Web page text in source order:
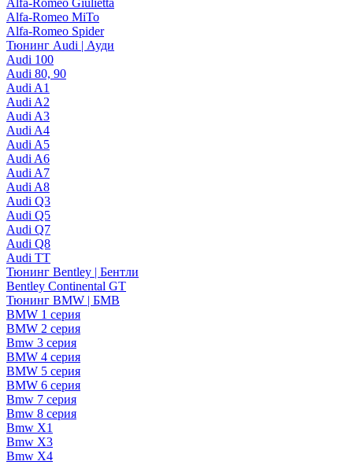
Alfa-Romeo Giulietta
Alfa-Romeo MiTo
Alfa-Romeo Spider
Тюнинг Audi | Ауди
Audi 100
Audi 80, 90
Audi A1
Audi A2
Audi A3
Audi A4
Audi A5
Audi A6
Audi A7
Audi A8
Audi Q3
Audi Q5
Audi Q7
Audi Q8
Audi TT
Тюнинг Bentley | Бентли
Bentley Continental GT
Тюнинг BMW | БМВ
BMW 1 серия
BMW 2 серия
Bmw 3 серия
BMW 4 серия
BMW 5 серия
BMW 6 серия
Bmw 7 серия
Bmw 8 серия
Bmw X1
Bmw X3
Bmw X4